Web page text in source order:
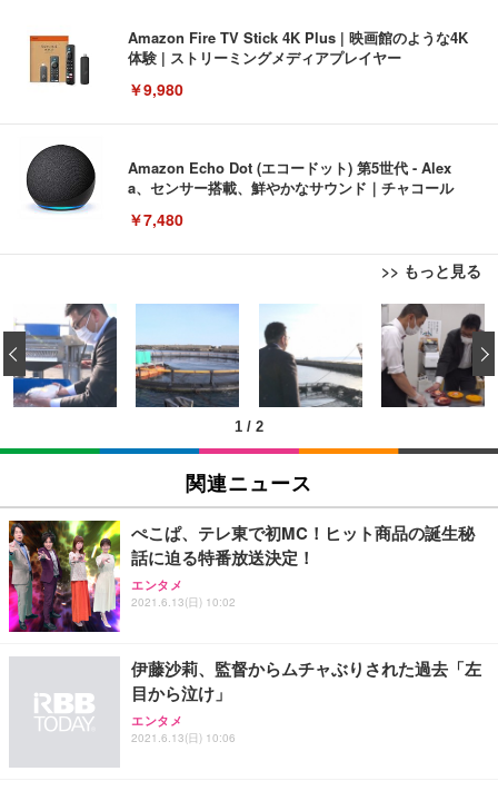
Amazon Fire TV Stick 4K Plus | 映画館のような4K
体験 | ストリーミングメディアプレイヤー
￥9,980
Amazon Echo Dot (エコードット) 第5世代 - Alex
a、センサー搭載、鮮やかなサウンド｜チャコール
￥7,480
>> もっと見る
[EdoErgo] オフィスチェア 椅子 テレワーク 疲れな
い 跳ね上げ式アームレスト コンパクト 約105度ロッ
キング pc 事務椅子 360度回転 座面昇降 強化ナイロ
ン樹脂ベース 通気性メッシュ 在宅ワーク H-WY01
(黒網+黒枠+黒足)
￥5,699
SIHOO B100 オフィスチェア／デスクチェア メッシ
ュチェア 人間工学 疲れない ブラック
￥27,999
Sezlife オフィスチェア デスクチェア 疲れない テレ
ワーク チェア 強化バックレスト 30度ロッキング機
能 人間工学 椅子 腰サポート 90度跳ね上げ式アーム
務用 おしゃれ パソコンチェア (ブラック)
Sezlife オフィスチェア デスクチェア 疲れない テレ
ワーク チェア 強化バックレスト 30度ロッキング機
能 人間工学 椅子 腰サポート 90度跳ね上げ式アーム
EIZO ビジネス向けプレミアムモニター | FlexScan
EV3240X-WT | 31.5型4K UHD・USB Type-C・ホワ
イト
￥105,595
EIZO ビジネス向けプレミアムモニター | FlexScan
【純正品】27"ゲーミングモニター DualSense 充電
フック付き（CFI-ZDM1J）
【整備済み品】Dell E2724HS 27インチ 液晶モニタ
ー フルHD（1920×1080）VA 非光沢 HDMI/DisplayP
ort/VGA スピーカー内蔵 高さ調整 スイベル VESA対
Amazonベーシック ペットシーツ 薄型 レギュラー 1
回使い捨て 無香料 ホワイト 300枚
￥3,373
Amazonベーシック ペットシーツ 厚型 ワイド 42枚
x2袋(84枚) ホワイト(吸収面:ライトブルー)
￥3,234
ネオ・ルーライフ ネオ・オムツ L 中型犬用 26枚入
り 単品
Smart Basic(スマートベーシック) 【Amazon.co.jp
限定】 Smart Basic アイリスオーヤマ ペットシーツ
超厚型 お徳用 ワイド 100枚入 (x 1) (ケース販売)
1 / 2
‹
関連ニュース
ぺこぱ、テレ東で初MC！ヒット商品の誕生秘
話に迫る特番放送決定！
エンタメ
2021.6.13(日) 10:02
伊藤沙莉、監督からムチャぶりされた過去「左
目から泣け」
エンタメ
2021.6.13(日) 10:06